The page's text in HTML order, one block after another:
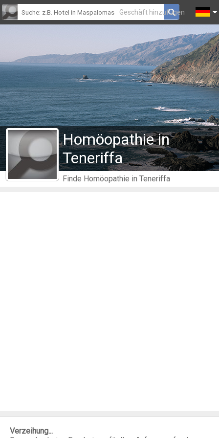
Geschäft hinzufügen
Homöopathie in
Teneriffa
Finde Homöopathie in Teneriffa
Verzeihung...